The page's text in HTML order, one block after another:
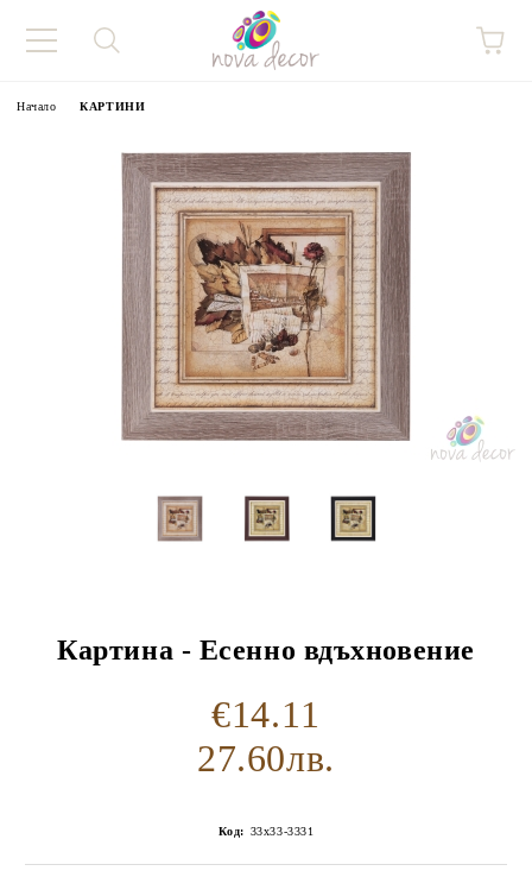
Начало КАРТИНИ
Картина - Есенно вдъхновение
€14.11
27.60лв.
Код: 33x33-3331